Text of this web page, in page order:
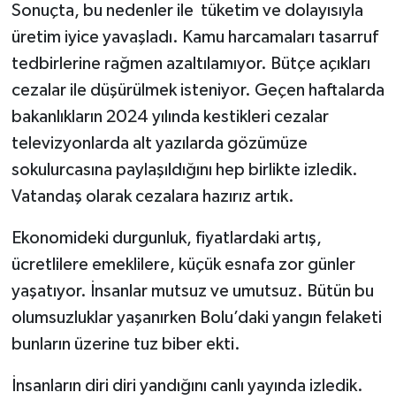
Sonuçta, bu nedenler ile tüketim ve dolayısıyla
üretim iyice yavaşladı. Kamu harcamaları tasarruf
tedbirlerine rağmen azaltılamıyor. Bütçe açıkları
cezalar ile düşürülmek isteniyor. Geçen haftalarda
bakanlıkların 2024 yılında kestikleri cezalar
televizyonlarda alt yazılarda gözümüze
sokulurcasına paylaşıldığını hep birlikte izledik.
Vatandaş olarak cezalara hazırız artık.
Ekonomideki durgunluk, fiyatlardaki artış,
ücretlilere emeklilere, küçük esnafa zor günler
yaşatıyor. İnsanlar mutsuz ve umutsuz. Bütün bu
olumsuzluklar yaşanırken Bolu’daki yangın felaketi
bunların üzerine tuz biber ekti.
İnsanların diri diri yandığını canlı yayında izledik.